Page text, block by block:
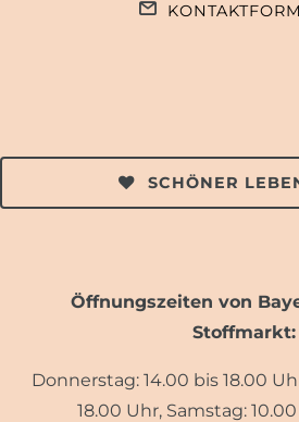
SCHÖNER
Öffnungszeiten von
Stoffmarkt:
Donnerstag: 14.00 bis 18.00
18.00 Uhr, Samstag: